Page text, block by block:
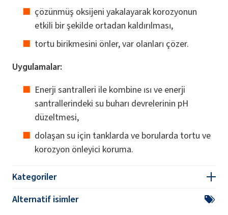
çözünmüş oksijeni yakalayarak korozyonun
etkili bir şekilde ortadan kaldırılması,
tortu birikmesini önler, var olanları çözer.
Uygulamalar:
Enerji santralleri ile kombine ısı ve enerji
santrallerindeki su buharı devrelerinin pH
düzeltmesi,
dolaşan su için tanklarda ve borularda tortu ve
korozyon önleyici koruma.
Kategoriler
Alternatif isimler